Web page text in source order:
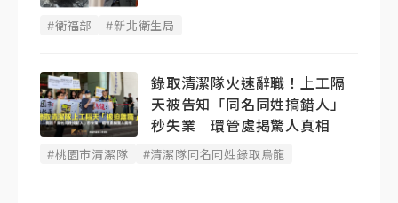
#衛福部 #新北衛生局
錄取清潔隊火速辭職！上工隔
天被告知「同名同姓搞錯人」
秒失業 環管處揭驚人真相
#桃園市清潔隊 #清潔隊同名同姓錄取烏龍